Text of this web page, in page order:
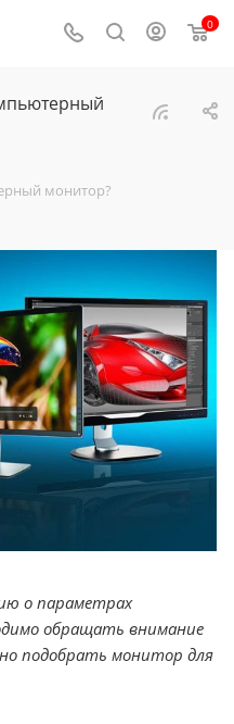
0
монитор?
о параметрах
обращать внимание
подобрать монитор для